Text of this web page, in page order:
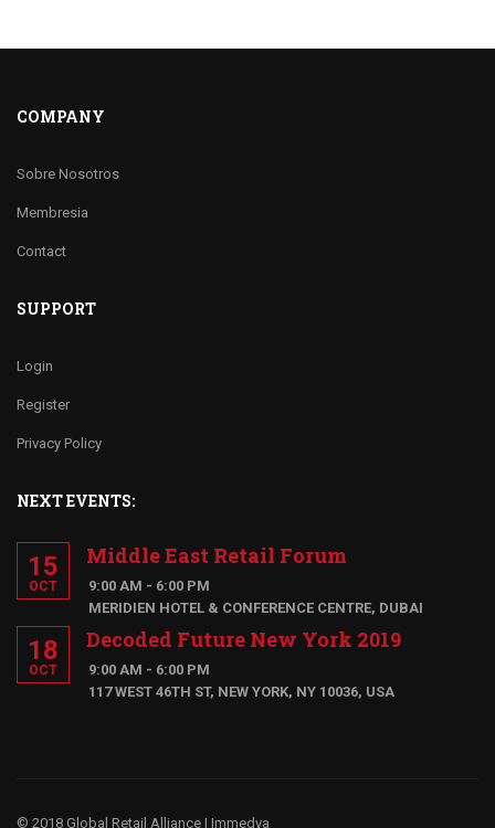
COMPANY
Sobre Nosotros
Membresia
Contact
SUPPORT
Login
Register
Privacy Policy
NEXT EVENTS:
15
OCT
Middle East Retail Forum
9:00 AM - 6:00 PM
MERIDIEN HOTEL & CONFERENCE CENTRE, DUBAI
18
OCT
Decoded Future New York 2019
9:00 AM - 6:00 PM
117 WEST 46TH ST, NEW YORK, NY 10036, USA
© 2018 Global Retail Alliance | Immedya